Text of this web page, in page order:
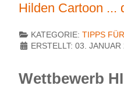
Hilden Cartoon ...
KATEGORIE: TIPPS
ERSTELLT: 03. JANUAR
Wettbewerb